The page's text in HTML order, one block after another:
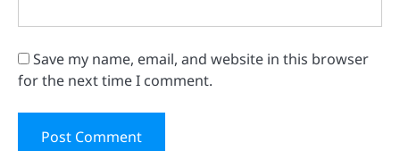
Save my name, email, and website in this browser
for the next time I comment.